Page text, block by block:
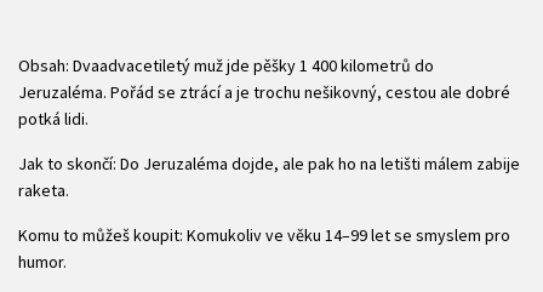
Obsah: Dvaadvacetiletý muž jde pěšky 1 400 kilometrů do
Jeruzaléma. Pořád se ztrácí a je trochu nešikovný, cestou ale dobré
potká lidi.
Jak to skončí: Do Jeruzaléma dojde, ale pak ho na letišti málem zabije
raketa.
Komu to můžeš koupit: Komukoliv ve věku 14–99 let se smyslem pro
humor.